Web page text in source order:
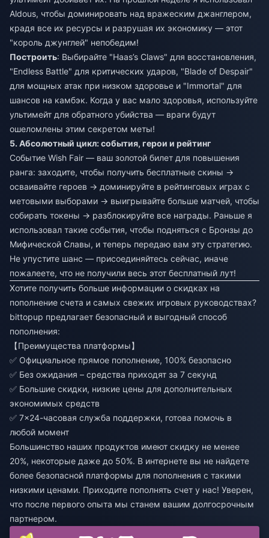
Aldous, чтобы доминировать над вражеским джанглером,
крадя все их ресурсы и разрушая их экономику — этот
"король джунглей" непобедим!
Построить: Выбирайте "Haas’s Claws" для восстановления,
"Endless Battle" для критических ударов, "Blade of Despair"
для мощных атак при низком здоровье и "Immortal" для
шансов на камбэк. Когда у вас мало здоровья, используйте
ультимейт для обратного убийства — враги будут
ошеломлены этим секретом меты!
5. Абсолютный цикл: события, герои и рейтинг
Событие Wish Fair — ваш золотой билет для повышения
ранга: заходите, чтобы получить бесплатные скины →
осваивайте героев → доминируйте в рейтинговых играх с
метовыми выборами → выигрывайте больше матчей, чтобы
собирать токены → разблокируйте все награды. Раньше я
использовал такие события, чтобы подняться с Бронзы до
Мифической Славы, и теперь передаю вам эту стратегию.
Не упустите шанс — присоединяйтесь сейчас, иначе
пожалеете, что не получили весь этот бесплатный лут!
Хотите получить больше информации о скидках на
пополнение счета и самых свежих игровых руководствах?
bittopup предлагает безопасный и выгодный способ
пополнения:
【Преимущества платформы】
✅ Официальное прямое пополнение, 100% безопасно
✅ Без ожидания – средства приходят за 7 секунд
✅ Большие скидки, низкие цены для дополнительных
экономимых средств
✅ 7×24-часовая служба поддержки, готова помочь в
любой момент
Большинство наших продуктов имеют скидку не менее
20%, некоторые даже до 50%. В интернете вы не найдете
более безопасной платформы для пополнения с такими
низкими ценами. Приходите пополнять счет у нас! Уверен,
что после первого опыта мы станем вашим долгосрочным
партнером.